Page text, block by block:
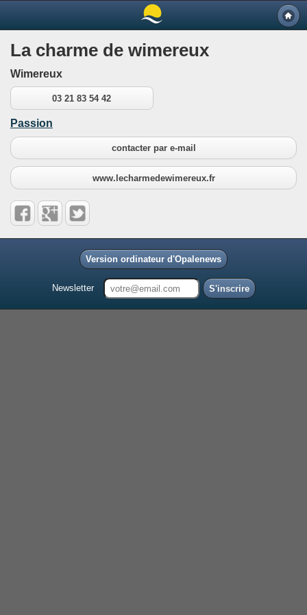
La charme de wimereux
Wimereux
03 21 83 54 42
Passion
contacter par e-mail
www.lecharmedewimereux.fr
Version ordinateur d'Opalenews
Newsletter S'inscrire